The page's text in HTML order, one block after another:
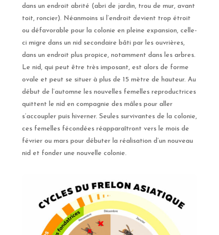
dans un endroit abrité (abri de jardin, trou de mur, avant
toit, roncier). Néanmoins si l’endroit devient trop étroit
ou défavorable pour la colonie en pleine expansion, celle-
ci migre dans un nid secondaire bâti par les ouvrières,
dans un endroit plus propice, notamment dans les arbres.
Le nid, qui peut être très imposant, est alors de forme
ovale et peut se situer à plus de 15 mètre de hauteur. Au
début de l’automne les nouvelles femelles reproductrices
quittent le nid en compagnie des mâles pour aller
s’accoupler puis hiverner. Seules survivantes de la colonie,
ces femelles fécondées réapparaîtront vers le mois de
février ou mars pour débuter la réalisation d’un nouveau
nid et fonder une nouvelle colonie.